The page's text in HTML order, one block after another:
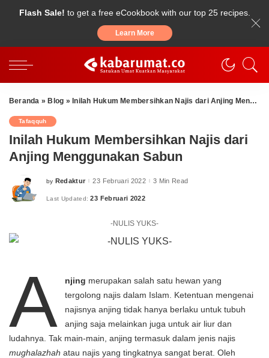
Flash Sale! to get a free eCookbook with our top 25 recipes.
Learn More
Beranda » Blog » Inilah Hukum Membersihkan Najis dari Anjing Menggunakan Sabun
Tafaqquh
Inilah Hukum Membersihkan Najis dari
Anjing Menggunakan Sabun
Posted
by Redaktur 23 Februari 2022 3 Min Read
Last Updated: 23 Februari 2022
-NULIS YUKS-
A njing merupakan salah satu hewan yang
tergolong najis dalam Islam. Ketentuan mengenai
najisnya anjing tidak hanya berlaku untuk tubuh
anjing saja melainkan juga untuk air liur dan
ludahnya. Tak main-main, anjing termasuk dalam jenis najis
mughalazhah atau najis yang tingkatnya sangat berat. Oleh